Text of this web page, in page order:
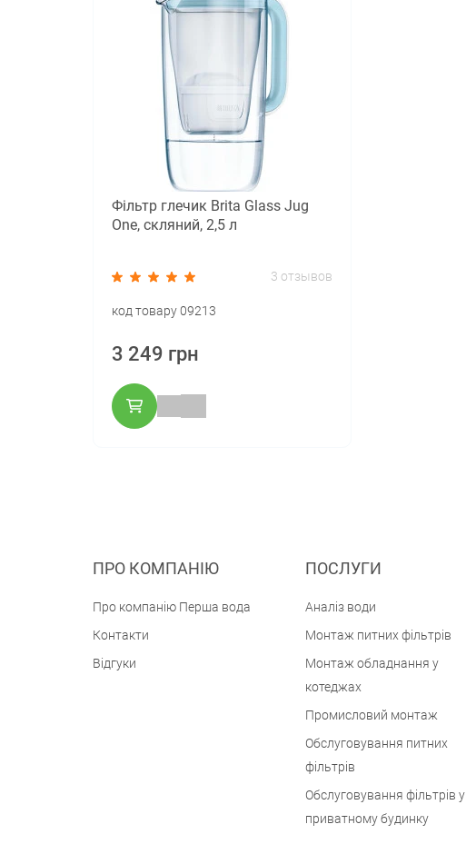
Фільтр глечик Brita Glass Jug
One, скляний, 2,5 л
3 отзывов
код товару 09213
3 249 грн
ПРО КОМПАНІЮ
Про компанію Перша вода
Контакти
Відгуки
ПОСЛУГИ
Аналіз води
Монтаж питних фільтрів
Монтаж обладнання у
котеджах
Промисловий монтаж
Обслуговування питних
фільтрів
Обслуговування фільтрів у
приватному будинку